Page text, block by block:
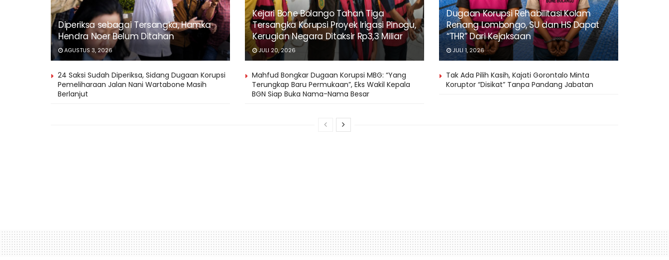
Diperiksa sebagai Tersangka, Hamka
Hendra Noer Belum Ditahan
AGUSTUS 3, 2026
Kejari Bone Bolango Tahan Tiga
Tersangka Korupsi Proyek Irigasi Pinogu,
Kerugian Negara Ditaksir Rp3,3 Miliar
JULI 20, 2026
Dugaan Korupsi Rehabilitasi Kolam
Renang Lombongo, SU dan HS Dapat
“THR” Dari Kejaksaan
JULI 1, 2026
24 Saksi Sudah Diperiksa, Sidang Dugaan Korupsi
Pemeliharaan Jalan Nani Wartabone Masih
Berlanjut
Mahfud Bongkar Dugaan Korupsi MBG: “Yang
Terungkap Baru Permukaan”, Eks Wakil Kepala
BGN Siap Buka Nama-Nama Besar
Tak Ada Pilih Kasih, Kajati Gorontalo Minta
Koruptor “Disikat” Tanpa Pandang Jabatan